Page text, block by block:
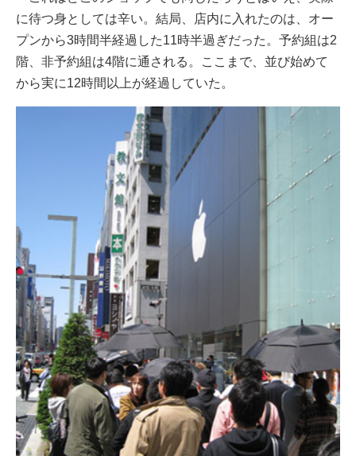
に待つ身としては辛い。結局、店内に入れたのは、オー
プンから3時間半経過した11時半過ぎだった。予約組は2
階、非予約組は4階に通される。ここまで、並び始めて
から実に12時間以上が経過していた。